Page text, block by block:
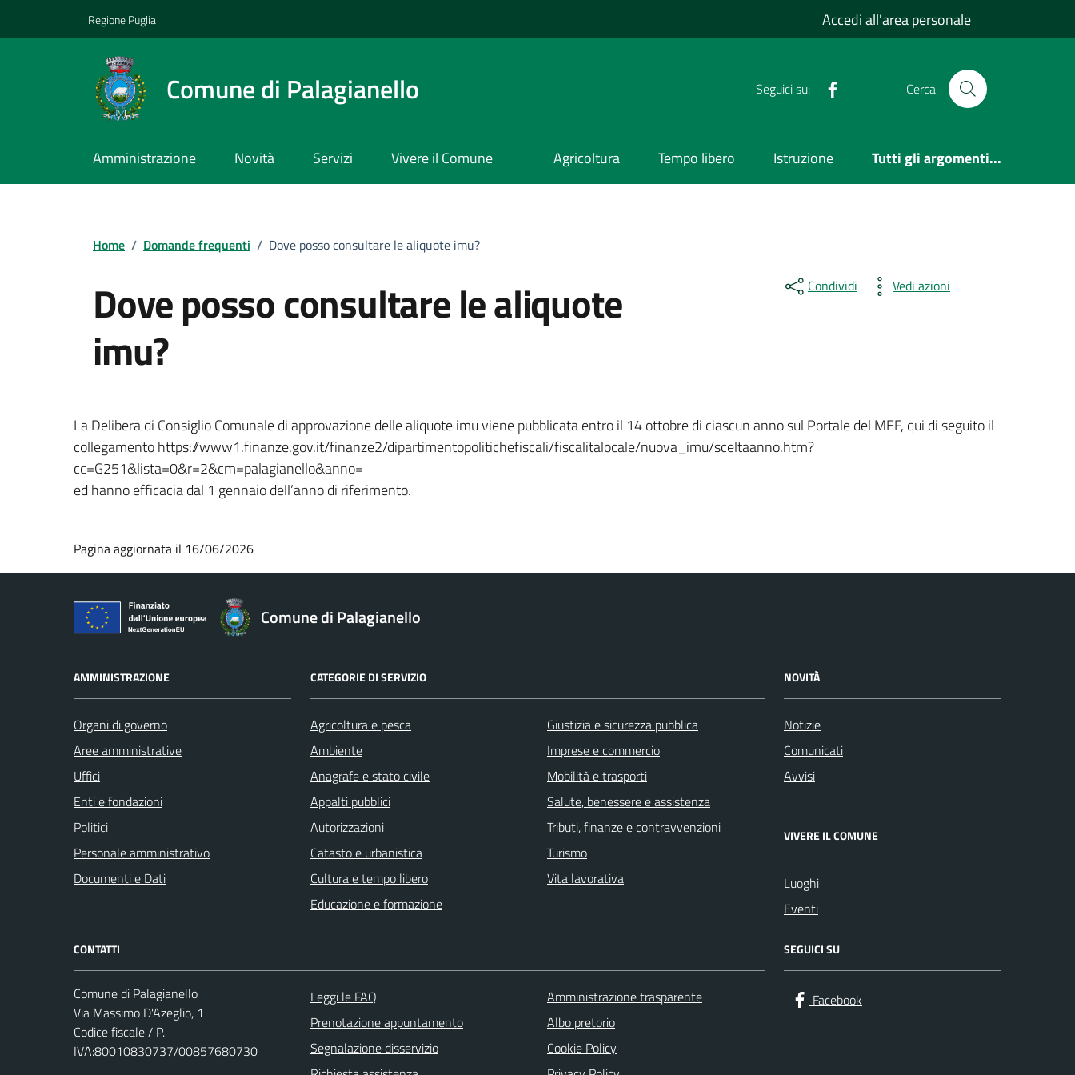
Regione Puglia Accedi all'area personale
Comune di Palagianello Seguici su: Cerca
Amministrazione Novità Servizi Vivere il Comune Agricoltura Tempo libero Istruzione Tutti gli argomenti...
Home / Domande frequenti / Dove posso consultare le aliquote imu?
Dove posso consultare le aliquote
imu?
Condividi Vedi azioni
La Delibera di Consiglio Comunale di approvazione delle aliquote imu viene pubblicata entro il 14 ottobre di ciascun anno sul Portale del MEF, qui di seguito il
collegamento https://www1.finanze.gov.it/finanze2/dipartimentopolitichefiscali/fiscalitalocale/nuova_imu/sceltaanno.htm?
cc=G251&lista=0&r=2&cm=palagianello&anno=
ed hanno efficacia dal 1 gennaio dell’anno di riferimento.
Pagina aggiornata il 16/06/2026
Comune di Palagianello
AMMINISTRAZIONE
Organi di governo
Aree amministrative
Uffici
Enti e fondazioni
Politici
Personale amministrativo
Documenti e Dati
CATEGORIE DI SERVIZIO
Agricoltura e pesca
Ambiente
Anagrafe e stato civile
Appalti pubblici
Autorizzazioni
Catasto e urbanistica
Cultura e tempo libero
Educazione e formazione
Giustizia e sicurezza pubblica
Imprese e commercio
Mobilità e trasporti
Salute, benessere e assistenza
Tributi, finanze e contravvenzioni
Turismo
Vita lavorativa
NOVITÀ
Notizie
Comunicati
Avvisi
VIVERE IL COMUNE
Luoghi
Eventi
CONTATTI
Comune di Palagianello
Via Massimo D'Azeglio, 1
Codice fiscale / P.
IVA:80010830737/00857680730
Leggi le FAQ
Prenotazione appuntamento
Segnalazione disservizio
Amministrazione trasparente
Albo pretorio
Cookie Policy
SEGUICI SU
Facebook